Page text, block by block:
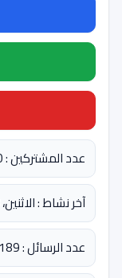
عدد المشتركين : 5,590
آخر نشاط : الاثنين، 08-12-2025 05:21 مساءً
عدد الرسائل : 3,189